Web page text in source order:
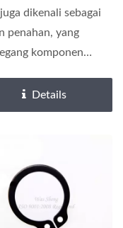
dikenali sebagai
penahan, yang
komponen
Details